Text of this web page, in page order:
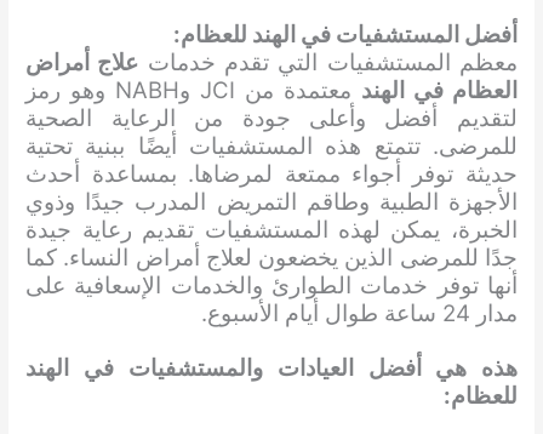
أفضل المستشفيات في الهند للعظام:
معظم المستشفيات التي تقدم خدمات علاج أمراض
العظام في الهند
معتمدة من JCI وNABH وهو رمز
لتقديم أفضل وأعلى جودة من الرعاية الصحية
للمرضى. تتمتع هذه المستشفيات أيضًا ببنية تحتية
حديثة توفر أجواء ممتعة لمرضاها. بمساعدة أحدث
الأجهزة الطبية وطاقم التمريض المدرب جيدًا وذوي
الخبرة، يمكن لهذه المستشفيات تقديم رعاية جيدة
جدًا للمرضى الذين يخضعون لعلاج أمراض النساء. كما
أنها توفر خدمات الطوارئ والخدمات الإسعافية على
مدار 24 ساعة طوال أيام الأسبوع.
هذه هي أفضل العيادات والمستشفيات في الهند
للعظام: